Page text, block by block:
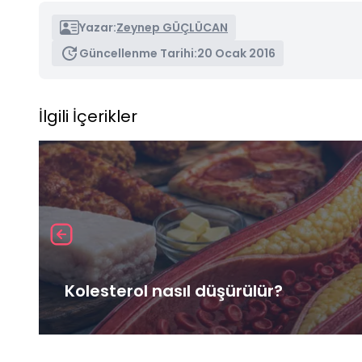
Yazar:Zeynep GÜÇLÜCAN
Güncellenme Tarihi:20 Ocak 2016
İlgili İçerikler
Kolesterol nasıl düşürülür?